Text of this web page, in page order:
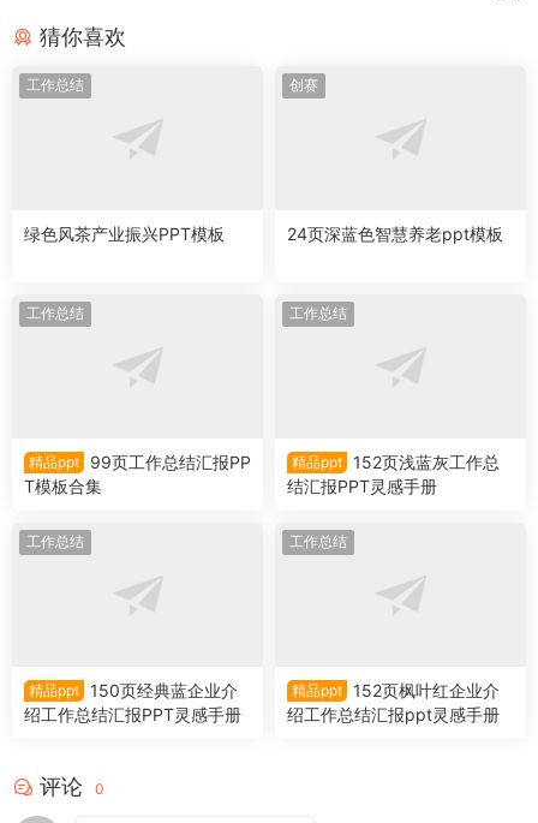
猜你喜欢
工作总结
绿色风茶产业振兴PPT模板
创赛
24页深蓝色智慧养老ppt模板
工作总结
精品ppt
99页工作总结汇报PP
T模板合集
工作总结
精品ppt
152页浅蓝灰工作总
结汇报PPT灵感手册
工作总结
精品ppt
150页经典蓝企业介
绍工作总结汇报PPT灵感手册
工作总结
精品ppt
152页枫叶红企业介
绍工作总结汇报ppt灵感手册
评论 0